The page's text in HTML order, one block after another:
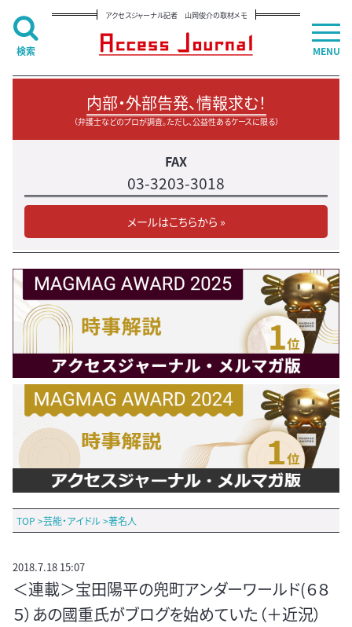
アクセスジャーナル記者 山岡俊介の取材メモ
内部・外部告発、情報求む！
（弁護士などのプロが調査。ただし、公益性あるケースに限る）
FAX
03-3203-3018
メールはこちらから »
TOP >芸能・アイドル>著名人
2018.7.18 15:07
＜連載＞宝田陽平の兜町アンダーワールド(６８
５）あの國重氏がブログを始めていた（＋近況）
MENU
検索